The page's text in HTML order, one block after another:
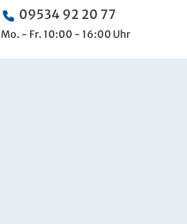
09534 92 20 77
Mo. - Fr. 10:00 - 16:00 Uhr